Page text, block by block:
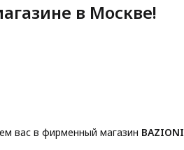
в Москве!
вас в фирменный магазин BAZIONI